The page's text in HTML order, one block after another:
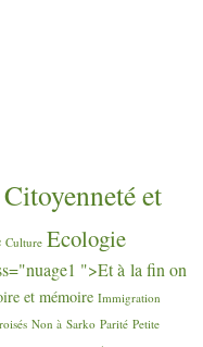
Citoyenneté et
Culture Ecologie
">Et à la fin on
et mémoire Immigration
Non à Sarko Parité Petite